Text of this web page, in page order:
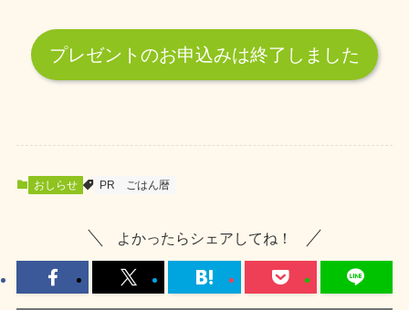
プレゼントのお申込みは終了しました
おしらせ PR ごはん暦
よかったらシェアしてね！